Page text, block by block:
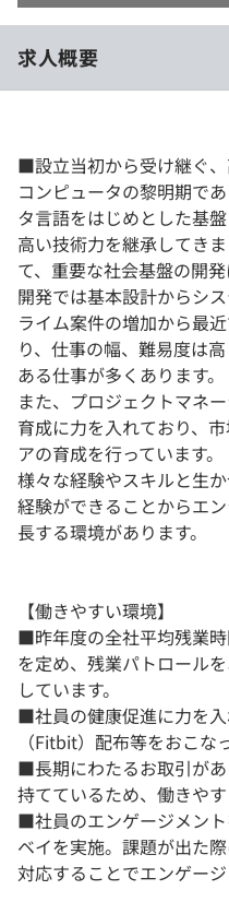
求人概要
■設立当初から受け継ぐ
コンピュータの黎明期で
タ言語をはじめとした基
高い技術力を継承してき
て、重要な社会基盤の開発
開発では基本設計からシ
ライム案件の増加から最
り、仕事の幅、難易度は
ある仕事が多くあります。
また、プロジェクトマネ
育成に力を入れており、
アの育成を行っています。
様々な経験やスキルと生
経験ができることからエ
長する環境があります。
【働きやすい環境】
■昨年度の全社平均残業
を定め、残業パトロール
しています。
■社員の健康促進に力を
（Fitbit）配布等をおこな
■長期にわたるお取引が
持てているため、働きやす
■社員のエンゲージメン
ベイを実施。課題が出た
対応することでエンゲー